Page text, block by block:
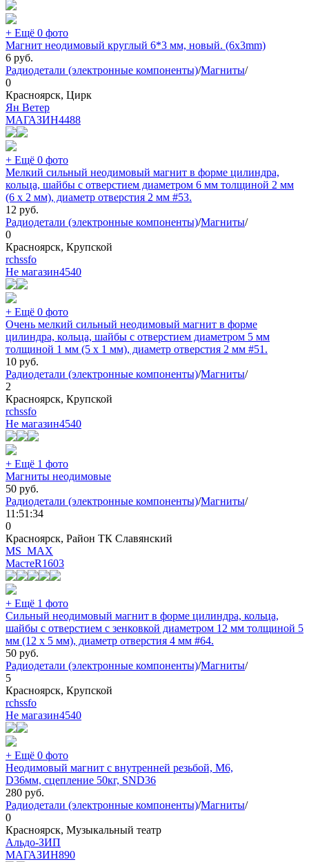
+ Ещё 0 фото
Магнит неодимовый круглый 6*3 мм, новый. (6x3mm)
6 руб.
Радиодетали (электронные компоненты)/Магниты/
0
Красноярск, Цирк
Ян Ветер
МАГАЗИН4488
+ Ещё 0 фото
Мелкий сильный неодимовый магнит в форме цилиндра,
кольца, шайбы с отверстием диаметром 6 мм толщиной 2 мм
(6 х 2 мм), диаметр отверстия 2 мм #53.
12 руб.
Радиодетали (электронные компоненты)/Магниты/
0
Красноярск, Крупской
rchssfo
Не магазин4540
+ Ещё 0 фото
Очень мелкий сильный неодимовый магнит в форме
цилиндра, кольца, шайбы с отверстием диаметром 5 мм
толщиной 1 мм (5 х 1 мм), диаметр отверстия 2 мм #51.
10 руб.
Радиодетали (электронные компоненты)/Магниты/
2
Красноярск, Крупской
rchssfo
Не магазин4540
+ Ещё 1 фото
Магниты неодимовые
50 руб.
Радиодетали (электронные компоненты)/Магниты/
11:51:34
0
Красноярск, Район ТК Славянский
MS_MAX
МастеR1603
+ Ещё 1 фото
Сильный неодимовый магнит в форме цилиндра, кольца,
шайбы с отверстием с зенковкой диаметром 12 мм толщиной 5
мм (12 х 5 мм), диаметр отверстия 4 мм #64.
50 руб.
Радиодетали (электронные компоненты)/Магниты/
5
Красноярск, Крупской
rchssfo
Не магазин4540
+ Ещё 0 фото
Неодимовый магнит с внутренней резьбой, М6,
D36мм, сцепление 50кг, SND36
280 руб.
Радиодетали (электронные компоненты)/Магниты/
0
Красноярск, Музыкальный театр
Альдо-ЗИП
МАГАЗИН890